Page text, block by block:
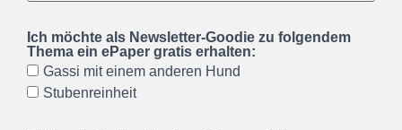
Ich möchte als Newsletter-Goodie zu folgendem
Thema ein ePaper gratis erhalten:
Gassi mit einem anderen Hund
Stubenreinheit